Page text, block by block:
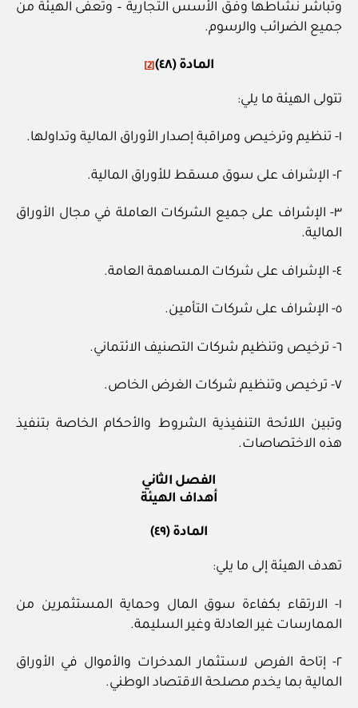
وتباشر نشاطها وفق الأسس التجارية – وتعفى الهيئة من
جميع الضرائب والرسوم.
المادة (٤٨) [2]
تتولى الهيئة ما يلي:
١- تنظيم وترخيص ومراقبة إصدار الأوراق المالية وتداولها.
٢- الإشراف على سوق مسقط للأوراق المالية.
٣- الإشراف على جميع الشركات العاملة في مجال الأوراق
المالية.
٤- الإشراف على شركات المساهمة العامة.
٥- الإشراف على شركات التأمين.
٦- ترخيص وتنظيم شركات التصنيف الائتماني.
٧- ترخيص وتنظيم شركات الغرض الخاص.
وتبين اللائحة التنفيذية الشروط والأحكام الخاصة بتنفيذ
هذه الاختصاصات.
الفصل الثاني
أهداف الهيئة
المادة (٤٩)
تهدف الهيئة إلى ما يلي:
١- الارتقاء بكفاءة سوق المال وحماية المستثمرين من
الممارسات غير العادلة وغير السليمة.
٢- إتاحة الفرص لاستثمار المدخرات والأموال في الأوراق
المالية بما يخدم مصلحة الاقتصاد الوطني.